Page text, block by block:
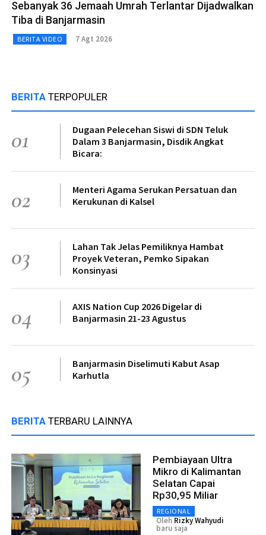
Sebanyak 36 Jemaah Umrah Terlantar Dijadwalkan
Tiba di Banjarmasin
BERITA VIDEO 7 Agt 2026
BERITA TERPOPULER
01
Dugaan Pelecehan Siswi di SDN Teluk
Dalam 3 Banjarmasin, Disdik Angkat
Bicara:
02
Menteri Agama Serukan Persatuan dan
Kerukunan di Kalsel
03
Lahan Tak Jelas Pemiliknya Hambat
Proyek Veteran, Pemko Sipakan
Konsinyasi
04
AXIS Nation Cup 2026 Digelar di
Banjarmasin 21-23 Agustus
05
Banjarmasin Diselimuti Kabut Asap
Karhutla
BERITA TERBARU LAINNYA
Pembiayaan Ultra
Mikro di Kalimantan
Selatan Capai
Rp30,95 Miliar
REGIONAL
Oleh Rizky Wahyudi
baru saja